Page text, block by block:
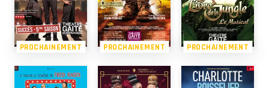
PROCHAINEMENT PROCHAINEMENT PROCHAINEMENT